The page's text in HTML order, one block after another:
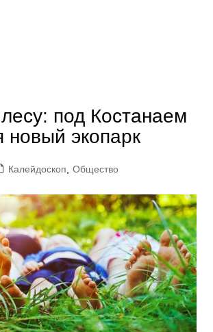
под Костанаем
новый экопарк
Калейдоскоп Общество